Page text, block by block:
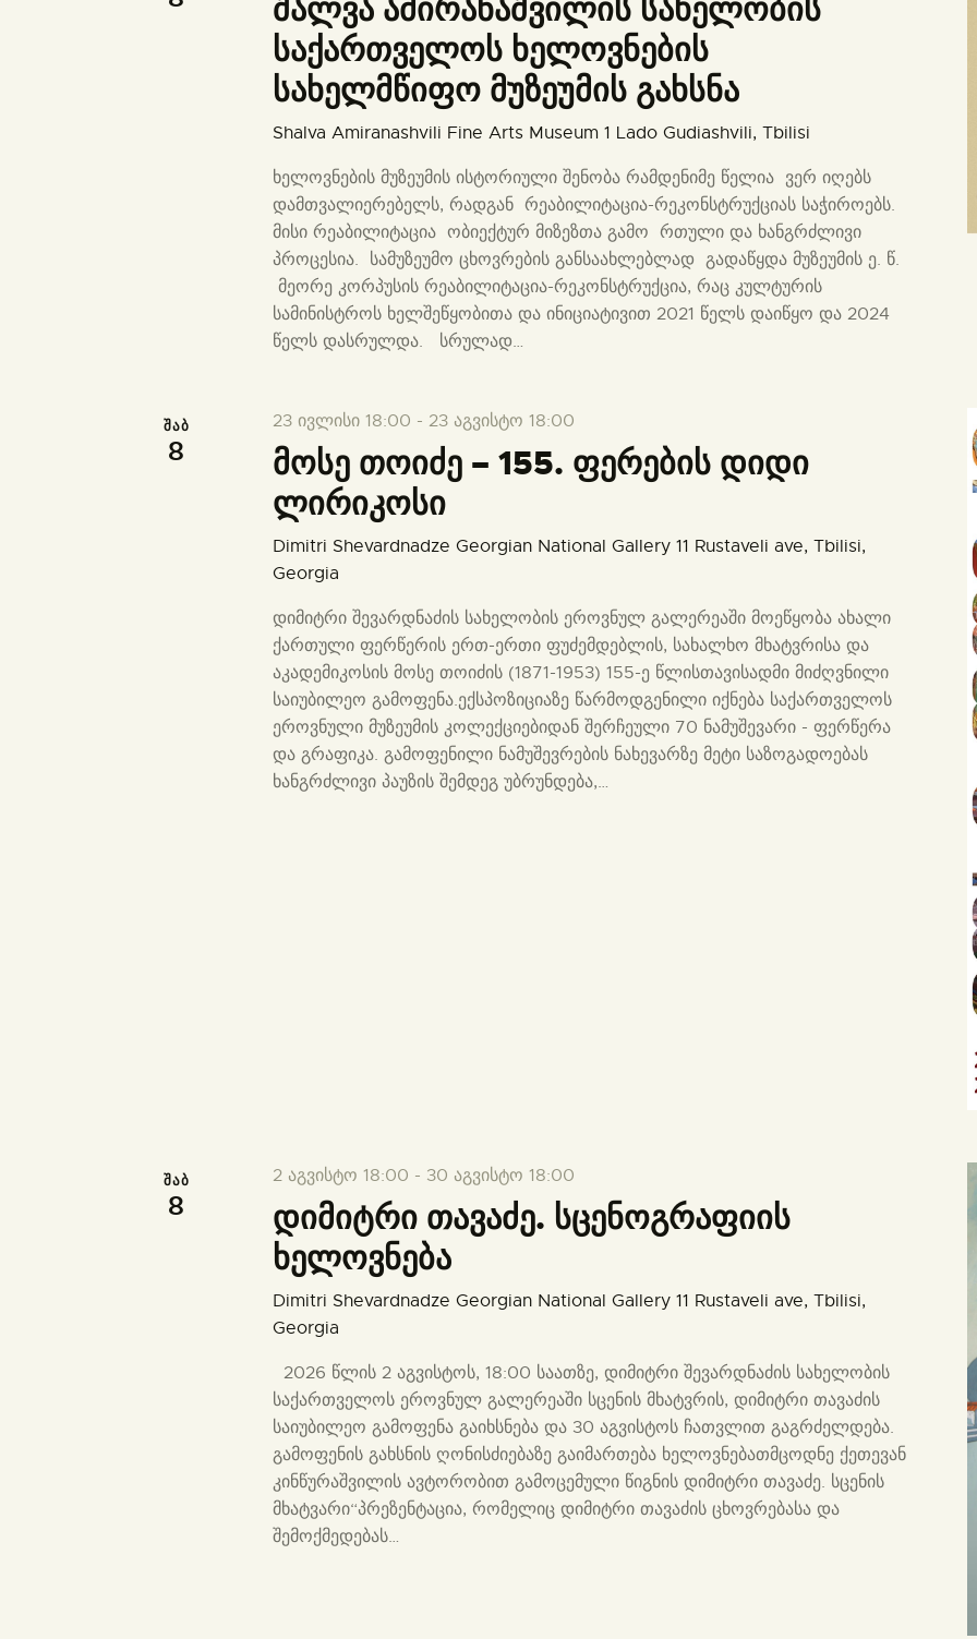
a
t
e
.
შალვა ამირანაშვილის სახელობის
საქართველოს ხელოვნების
სახელმწიფო მუზეუმის გახსნა
Shalva Amiranashvili Fine Arts Museum 1 Lado Gudiashvili, Tbilisi
ხელოვნების მუზეუმის ისტორიული შენობა რამდენიმე წელია ვერ იღებს
დამთვალიერებელს, რადგან რეაბილიტაცია-რეკონსტრუქციას საჭიროებს.
მისი რეაბილიტაცია ობიექტურ მიზეზთა გამო რთული და ხანგრძლივი
პროცესია. სამუზეუმო ცხოვრების განსაახლებლად გადაწყდა მუზეუმის ე. წ.
მეორე კორპუსის რეაბილიტაცია-რეკონსტრუქცია, რაც კულტურის
სამინისტროს ხელშეწყობითა და ინიციატივით 2021 წელს დაიწყო და 2024
წელს დასრულდა. სრულად…
ᲨᲐᲑ
8
23 ივლისი 18:00 - 23 აგვისტო 18:00
მოსე თოიძე – 155. ფერების დიდი
ლირიკოსი
Dimitri Shevardnadze Georgian National Gallery 11 Rustaveli ave, Tbilisi,
Georgia
დიმიტრი შევარდნაძის სახელობის ეროვნულ გალერეაში მოეწყობა ახალი
ქართული ფერწერის ერთ-ერთი ფუძემდებლის, სახალხო მხატვრისა და
აკადემიკოსის მოსე თოიძის (1871-1953) 155-ე წლისთავისადმი მიძღვნილი
საიუბილეო გამოფენა.ექსპოზიციაზე წარმოდგენილი იქნება საქართველოს
ეროვნული მუზეუმის კოლექციებიდან შერჩეული 70 ნამუშევარი - ფერწერა
და გრაფიკა. გამოფენილი ნამუშევრების ნახევარზე მეტი საზოგადოებას
ხანგრძლივი პაუზის შემდეგ უბრუნდება,…
ᲨᲐᲑ
8
2 აგვისტო 18:00 - 30 აგვისტო 18:00
დიმიტრი თავაძე. სცენოგრაფიის
ხელოვნება
Dimitri Shevardnadze Georgian National Gallery 11 Rustaveli ave, Tbilisi,
Georgia
2026 წლის 2 აგვისტოს, 18:00 საათზე, დიმიტრი შევარდნაძის სახელობის
საქართველოს ეროვნულ გალერეაში სცენის მხატვრის, დიმიტრი თავაძის
საიუბილეო გამოფენა გაიხსნება და 30 აგვისტოს ჩათვლით გაგრძელდება.
გამოფენის გახსნის ღონისძიებაზე გაიმართება ხელოვნებათმცოდნე ქეთევან
კინწურაშვილის ავტორობით გამოცემული წიგნის დიმიტრი თავაძე. სცენის
მხატვარი“პრეზენტაცია, რომელიც დიმიტრი თავაძის ცხოვრებასა და
შემოქმედებას…